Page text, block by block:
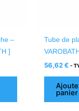
–
]
Tube de
56,62€ -
panier